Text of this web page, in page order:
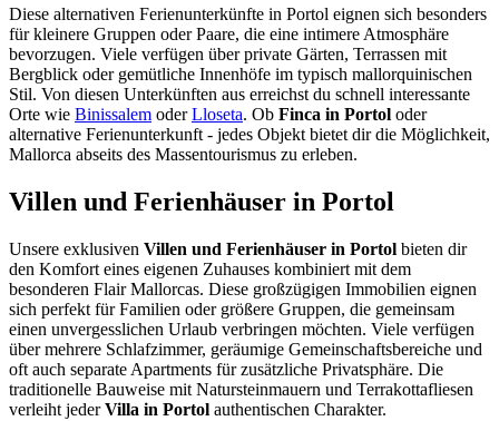
Diese alternativen Ferienunterkünfte in Portol eignen sich besonders
für kleinere Gruppen oder Paare, die eine intimere Atmosphäre
bevorzugen. Viele verfügen über private Gärten, Terrassen mit
Bergblick oder gemütliche Innenhöfe im typisch mallorquinischen
Stil. Von diesen Unterkünften aus erreichst du schnell interessante
Orte wie Binissalem oderLloseta. Ob Finca in Portol oder
alternative Ferienunterkunft - jedes Objekt bietet dir die Möglichkeit,
Mallorca abseits des Massentourismus zu erleben.
Villen und Ferienhäuser in Portol
Unsere exklusiven Villen und Ferienhäuser in Portol bieten dir
den Komfort eines eigenen Zuhauses kombiniert mit dem
besonderen Flair Mallorcas. Diese großzügigen Immobilien eignen
sich perfekt für Familien oder größere Gruppen, die gemeinsam
einen unvergesslichen Urlaub verbringen möchten. Viele verfügen
über mehrere Schlafzimmer, geräumige Gemeinschaftsbereiche und
oft auch separate Apartments für zusätzliche Privatsphäre. Die
traditionelle Bauweise mit Natursteinmauern und Terrakottafliesen
verleiht jederVilla in Portol authentischen Charakter.